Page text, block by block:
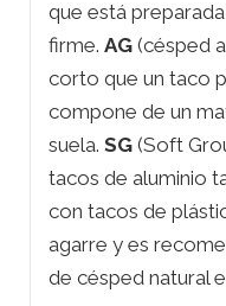
que está
firme. AG (césped
corto que un taco
compone de un
suela. SG (Soft
tacos de aluminio
con tacos de
agarre y es
de césped natural